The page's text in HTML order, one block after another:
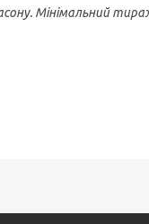
Мінімальний